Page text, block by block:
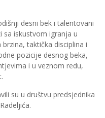
desni bek i talentovani
sa iskustvom igranja u
taktička disciplina i
pozicije desnog beka,
i u veznom redu,
su u društvu predsjednika